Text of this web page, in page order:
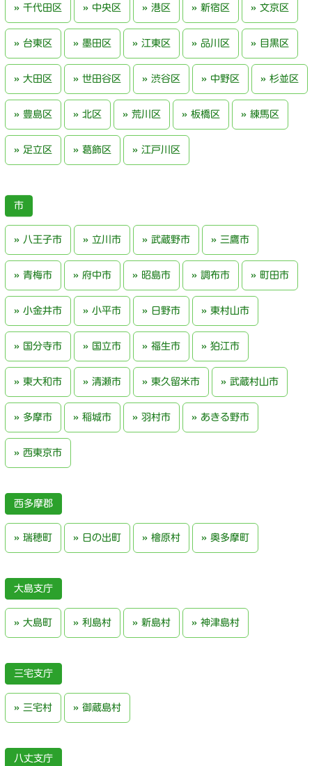
千代田区 中央区 港区 新宿区 文京区
台東区 墨田区 江東区 品川区 目黒区
大田区 世田谷区 渋谷区 中野区 杉並区
豊島区 北区 荒川区 板橋区 練馬区
足立区 葛飾区 江戸川区
八王子市 立川市 武蔵野市 三鷹市
青梅市 府中市 昭島市 調布市 町田市
小金井市 小平市 日野市 東村山市
国分寺市 国立市 福生市 狛江市
東大和市 清瀬市 東久留米市 武蔵村山市
多摩市 稲城市 羽村市 あきる野市
西東京市
西多摩郡
瑞穂町 日の出町 檜原村 奥多摩町
大島支庁
大島町 利島村 新島村 神津島村
三宅支庁
三宅村 御蔵島村
八丈支庁